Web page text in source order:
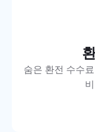
숨은 환전 수수